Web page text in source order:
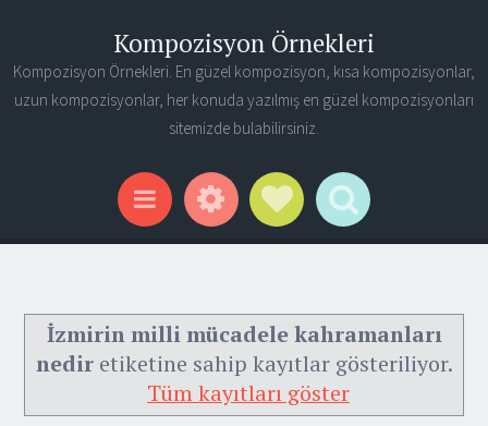
Kompozisyon Örnekleri
Kompozisyon Örnekleri. En güzel kompozisyon, kısa kompozisyonlar,
uzun kompozisyonlar, her konuda yazılmış en güzel kompozisyonları
sitemizde bulabilirsiniz.
Menu WidgetsSocial Links
Search
İzmirin milli mücadele kahramanları
nediretiketine sahip kayıtlar gösteriliyor.
Tüm kayıtları göster